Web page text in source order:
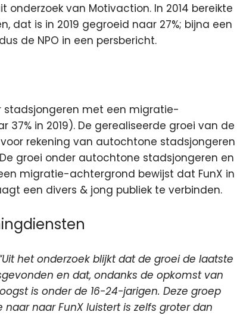
onderzoek van Motivaction. In 2014 bereikte
dat is in 2019 gegroeid naar 27%; bijna een
de NPO in een persbericht.
stadsjongeren met een migratie-
37% in 2019). De gerealiseerde groei van de
rekening van autochtone stadsjongeren
De groei onder autochtone stadsjongeren en
migratie-achtergrond bewijst dat FunX in
een divers & jong publiek te verbinden.
het onderzoek blijkt dat de groei de laatste
en dat, ondanks de opkomst van
is onder de 16-24-jarigen. Deze groep
naar FunX luistert is zelfs groter dan